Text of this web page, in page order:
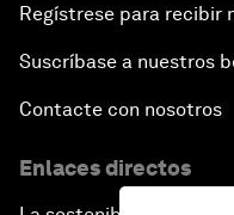
Regístrese para recibir
Suscríbase a nuestros
Contacte con nosotros
Enlaces directos